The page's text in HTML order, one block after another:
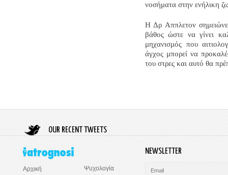
νοσήματα στην ενήλικη
Η Δρ Αππλετον
βάθος ώστε να γίνει
μηχανισμός που
άγχος μπορεί να
του στρες και αυτό θα
OUR RECENT TWEETS
Αρχική
Ψυχολογία
NEWSLETTER